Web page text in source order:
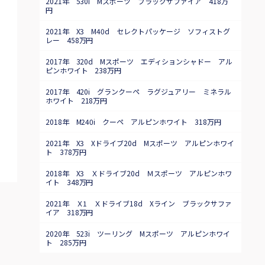
円
2021年 X3 M40d セレクトパッケージ ソフィストグ
レー 458万円
2017年 320d Mスポーツ エディションシャドー アル
ピンホワイト 238万円
2017年 420i グランクーペ ラグジュアリー ミネラル
ホワイト 218万円
2018年 M240i クーペ アルピンホワイト 318万円
2021年 X3 Xドライブ20d Mスポーツ アルピンホワイ
ト 378万円
2018年 X3 Ｘドライブ20d Ｍスポーツ アルピンホワ
イト 348万円
2021年 Ｘ1 Ｘドライブ18d Xライン ブラックサファ
イア 318万円
2020年 523i ツーリング Mスポーツ アルピンホワイ
ト 285万円